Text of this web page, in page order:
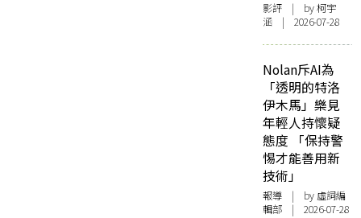
影評 | by 柯宇
涵 | 2026-07-28
Nolan斥AI為
「透明的特洛
伊木馬」樂見
年輕人持懷疑
態度 「保持警
惕才能善用新
技術」
報導 | by 虛詞編
輯部 | 2026-07-28